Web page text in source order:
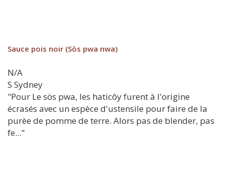
Sauce pois noir (Sòs pwa nwa)
N/A
S Sydney
"Pour Le sös pwa, les haticôy furent à l'origine
écrasés avec un espèce d'ustensile pour faire de la
purèe de pomme de terre. Alors pas de blender, pas
fe..."